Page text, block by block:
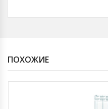
ПОХОЖИЕ